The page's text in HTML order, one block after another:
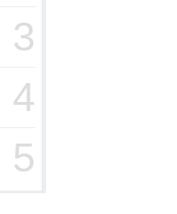
3
4
5